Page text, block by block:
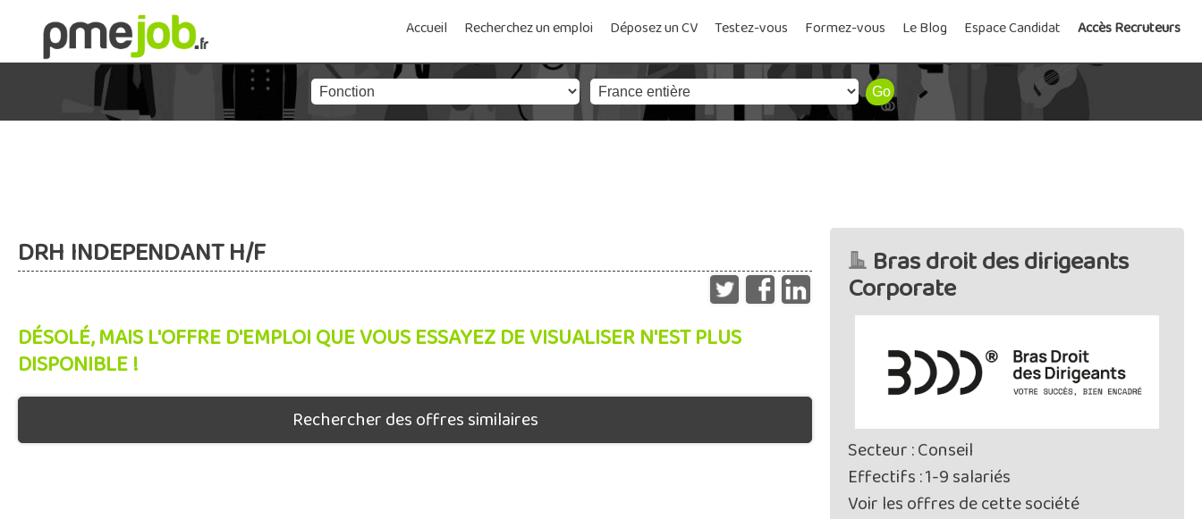
Accueil Recherchez un emploi Déposez un CV Testez-vous Formez-vous Le Blog Espace Candidat Accès Recruteurs
DRH INDEPENDANT H/F
DÉSOLÉ, MAIS L'OFFRE D'EMPLOI QUE VOUS ESSAYEZ DE VISUALISER N'EST PLUS
DISPONIBLE !
Rechercher des offres similaires
Bras droit des dirigeants
Corporate
Secteur : Conseil
Effectifs : 1-9 salariés
Voir les offres de cette société